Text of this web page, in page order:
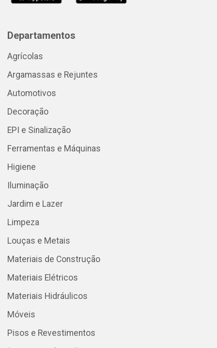
Departamentos
Agrícolas
Argamassas e Rejuntes
Automotivos
Decoração
EPI e Sinalização
Ferramentas e Máquinas
Higiene
Iluminação
Jardim e Lazer
Limpeza
Louças e Metais
Materiais de Construção
Materiais Elétricos
Materiais Hidráulicos
Móveis
Pisos e Revestimentos